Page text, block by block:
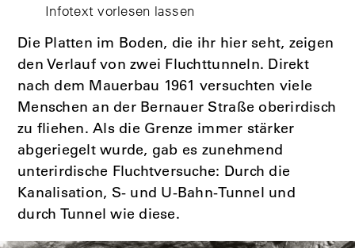
Infotext vorlesen lassen
Die Platten im Boden, die ihr hier seht, zeigen
den Verlauf von zwei Fluchttunneln. Direkt
nach dem Mauerbau 1961 versuchten viele
Menschen an der Bernauer Straße oberirdisch
zu fliehen. Als die Grenze immer stärker
abgeriegelt wurde, gab es zunehmend
unterirdische Fluchtversuche: Durch die
Kanalisation, S- und U-Bahn-Tunnel und
durch Tunnel wie diese.